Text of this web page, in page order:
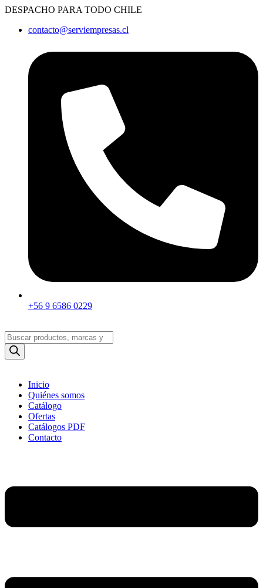
Ir
contenido
DESPACHO PARA TODO CHILE
contacto@serviempresas.cl
+56 9 6586 0229
Búsqueda
de
productos
Inicio
Quiénes somos
Catálogo
Ofertas
Catálogos PDF
Contacto